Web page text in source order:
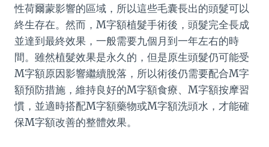
性荷爾蒙影響的區域，所以這些毛囊長出的頭髮可以
終生存在。然而，M字額植髮手術後，頭髮完全長成
並達到最終效果，一般需要九個月到一年左右的時
間。雖然植髮效果是永久的，但是原生頭髮仍可能受
M字額原因影響繼續脫落，所以術後仍需要配合M字
額預防措施，維持良好的M字額食療、M字額按摩習
慣，並適時搭配M字額藥物或M字額洗頭水，才能確
保M字額改善的整體效果。